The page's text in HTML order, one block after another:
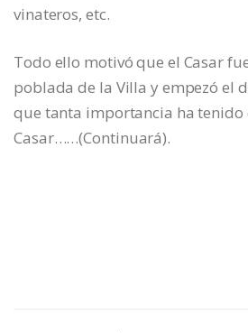
vinateros, etc.
Todo ello motivó que el Casar
poblada de la Villa y empezó el
que tanta importancia ha tenido
Casar……(Continuará).